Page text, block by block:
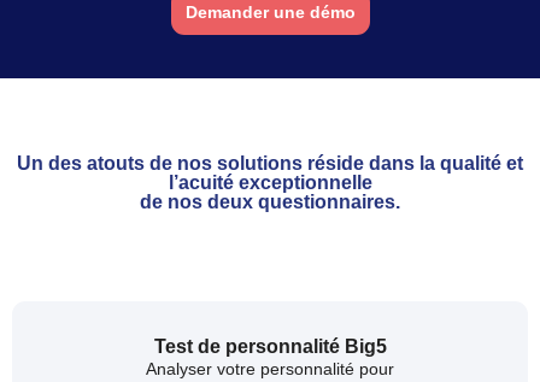
Demander une démo
Un des atouts de nos solutions réside dans la qualité et
l’acuité exceptionnelle
de nos deux questionnaires.
Test de personnalité Big5
Analyser votre personnalité pour